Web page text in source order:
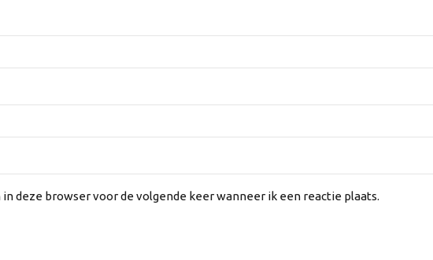
deze browser voor de volgende keer wanneer ik een reactie plaats.